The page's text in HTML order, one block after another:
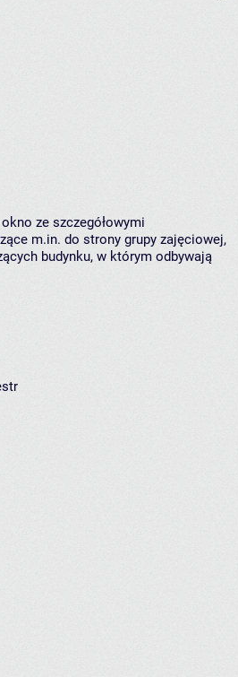
ze szczegółowymi
m.in. do strony grupy zajęciowej,
budynku, w którym odbywają